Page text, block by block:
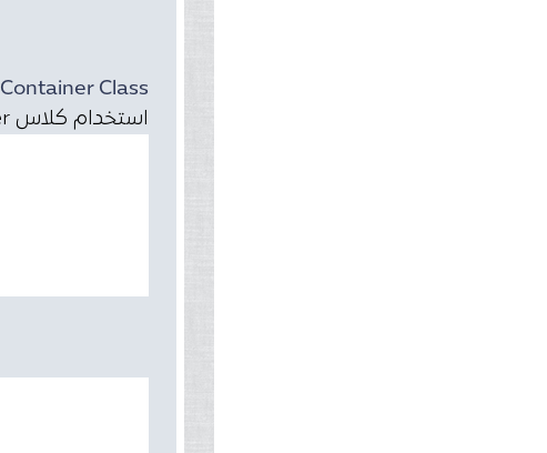
Container Class
استخدام كلاس container